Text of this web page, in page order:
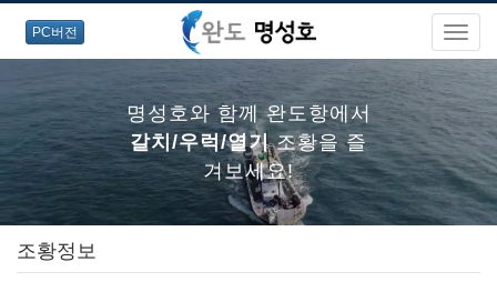
PC버전
명성호와 함께 완도항에서
갈치/우럭/열기조황을 즐
겨보세요!
명성호와 함께 완도항에서
조황정보